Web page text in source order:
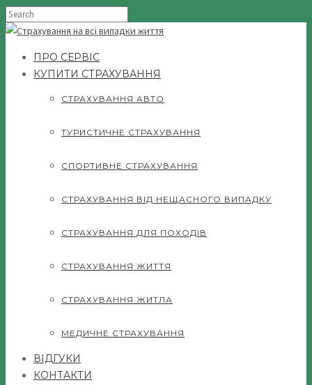
ПРО СЕРВІС
КУПИТИ СТРАХУВАННЯ
СТРАХУВАННЯ АВТО
ТУРИСТИЧНЕ СТРАХУВАННЯ
СПОРТИВНЕ СТРАХУВАННЯ
СТРАХУВАННЯ ВІД НЕЩАСНОГО ВИПАДКУ
СТРАХУВАННЯ ДЛЯ ПОХОДІВ
СТРАХУВАННЯ ЖИТТЯ
СТРАХУВАННЯ ЖИТЛА
МЕДИЧНЕ СТРАХУВАННЯ
ВІДГУКИ
КОНТАКТИ